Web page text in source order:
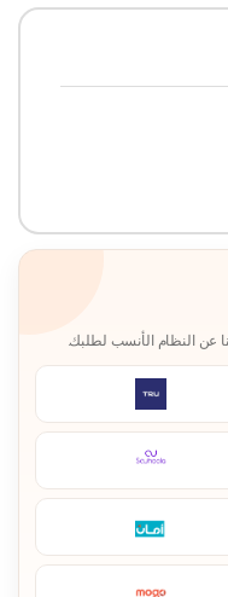
عن النظام الأنسب لطلبك.